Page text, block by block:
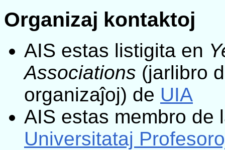
Organizaj kontaktoj
AIS estas listigita en
Associations (jarlibro
organizaĵoj) de UIA
AIS estas membro de
Universitataj